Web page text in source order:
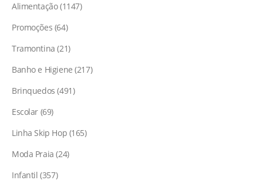
Alimentação 1147
Promoções 64
Tramontina 21
Banho e Higiene 217
Brinquedos 491
Escolar 69
Linha Skip Hop 165
Moda Praia 24
Infantil 357